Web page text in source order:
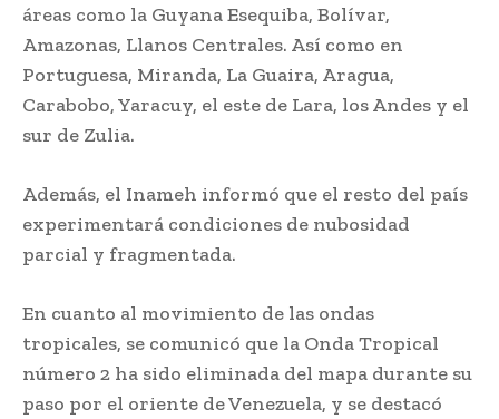
áreas como la Guyana Esequiba, Bolívar,
Amazonas, Llanos Centrales. Así como en
Portuguesa, Miranda, La Guaira, Aragua,
Carabobo, Yaracuy, el este de Lara, los Andes y el
sur de Zulia.
Además, el Inameh informó que el resto del país
experimentará condiciones de nubosidad
parcial y fragmentada.
En cuanto al movimiento de las ondas
tropicales, se comunicó que la Onda Tropical
número 2 ha sido eliminada del mapa durante su
paso por el oriente de Venezuela, y se destacó